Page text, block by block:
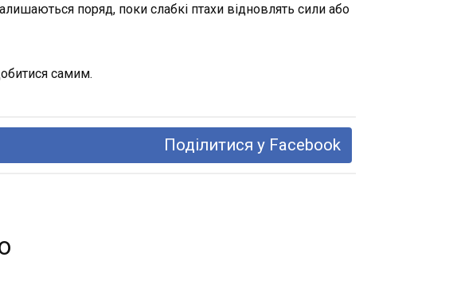
поряд, поки слабкі птахи відновлять сили або
самим.
Поділитися у Facebook